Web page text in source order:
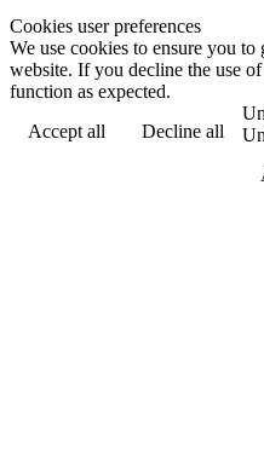
Cookies user preferences
We use cookies to ensure you to
website. If you decline the use
function as expected.
Accept all
Decline all